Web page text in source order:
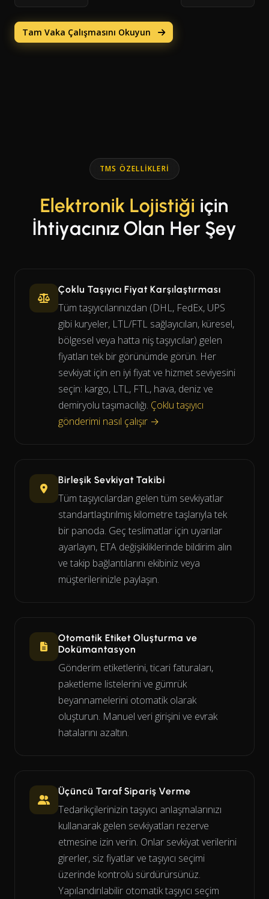
Tam Vaka Çalışmasını Okuyun
TMS ÖZELLIKLERI
Elektronik Lojistiği için
İhtiyacınız Olan Her Şey
Çoklu Taşıyıcı Fiyat Karşılaştırması
Tüm taşıyıcılarınızdan (DHL, FedEx, UPS
gibi kuryeler, LTL/FTL sağlayıcıları, küresel,
bölgesel veya hatta niş taşıyıcılar) gelen
fiyatları tek bir görünümde görün. Her
sevkiyat için en iyi fiyat ve hizmet seviyesini
seçin: kargo, LTL, FTL, hava, deniz ve
demiryolu taşımacılığı. Çoklu taşıyıcı
gönderimi nasıl çalışır →
Birleşik Sevkiyat Takibi
Tüm taşıyıcılardan gelen tüm sevkiyatlar
standartlaştırılmış kilometre taşlarıyla tek
bir panoda. Geç teslimatlar için uyarılar
ayarlayın, ETA değişikliklerinde bildirim alın
ve takip bağlantılarını ekibiniz veya
müşterilerinizle paylaşın.
Otomatik Etiket Oluşturma ve
Dokümantasyon
Gönderim etiketlerini, ticari faturaları,
paketleme listelerini ve gümrük
beyannamelerini otomatik olarak
oluşturun. Manuel veri girişini ve evrak
hatalarını azaltın.
Üçüncü Taraf Sipariş Verme
Tedarikçilerinizin taşıyıcı anlaşmalarınızı
kullanarak gelen sevkiyatları rezerve
etmesine izin verin. Onlar sevkiyat verilerini
girerler, siz fiyatlar ve taşıyıcı seçimi
üzerinde kontrolü sürdürürsünüz.
Yapılandırılabilir otomatik taşıyıcı seçim